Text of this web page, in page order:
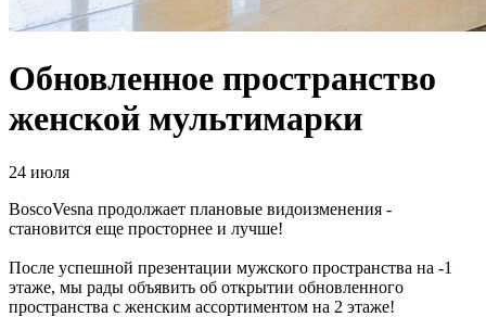
Обновленное пространство
женской мультимарки
24 июля
BoscoVesna продолжает плановые видоизменения -
становится еще просторнее и лучше!
После успешной презентации мужского пространства на -1
этаже, мы рады объявить об открытии обновленного
пространства с женским ассортиментом на 2 этаже!